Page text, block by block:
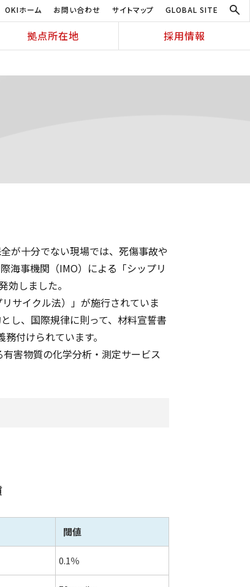
OKIホーム お問い合わせ サイトマップ GLOBAL SITE
拠点所在地 採用情報
が十分でない現場では、死傷事故や
海事機関（IMO）による「シップリ
しました。
サイクル法）」が施行されていま
し、国際規律に則って、材料宣誓書
付けられています。
害物質の化学分析・測定サービス
閾値
0.1％